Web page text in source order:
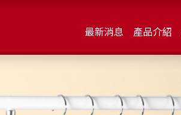
最新消息 產品介紹